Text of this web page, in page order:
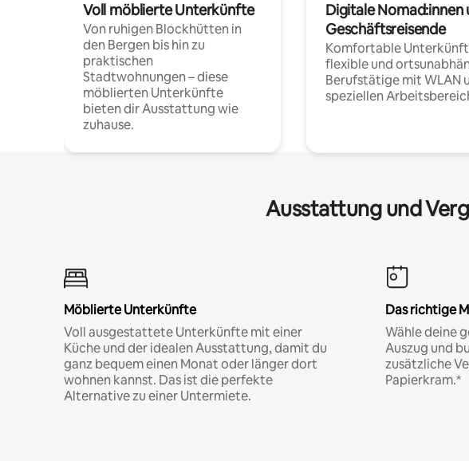
Voll möblierte Unterkünfte
Von ruhigen Blockhütten in
den Bergen bis hin zu
praktischen
Stadtwohnungen – diese
möblierten Unterkünfte
bieten dir Ausstattung wie
zuhause.
Digitale Nomad:innen
Geschäftsreisende
Komfortable
flexible und
Berufstätige mit WLAN
speziellen
Ausstattung und
Möblierte Unterkünfte
Voll ausgestattete Unterkünfte mit einer
Küche und der idealen Ausstattung, damit du
ganz bequem einen Monat oder länger dort
wohnen kannst. Das ist die perfekte
Alternative zu einer Untermiete.
Das richtige
Wähle deine
Auszug und
zusätzliche
Papierkram.*